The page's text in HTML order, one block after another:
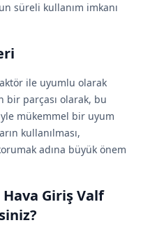
süreli kullanım imkanı
ile uyumlu olarak
bir parçası olarak, bu
mükemmel bir uyum
kullanılması,
adına büyük önem
Giriş Valf